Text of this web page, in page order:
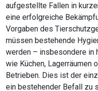
aufgestellte Fallen in
eine erfolgreiche
Vorgaben des
müssen bestehende
werden – insbesondere in
wie Küchen, Lagerräumen
Betrieben. Dies ist der
ein bestehender Befall zu